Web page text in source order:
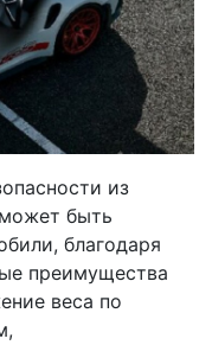
из
быть
благодаря
преимущества
веса по